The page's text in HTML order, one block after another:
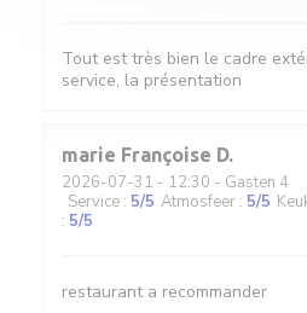
Tout est très bien le cadre
service, la présentation
marie Françoise D
2026-07-31 - 12:30 - Gasten 4
Service : 5/5 Atmosfeer : 5/5
: 5/5
restaurant a recommander